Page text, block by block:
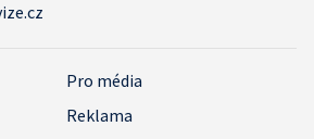
Pro média
Reklama